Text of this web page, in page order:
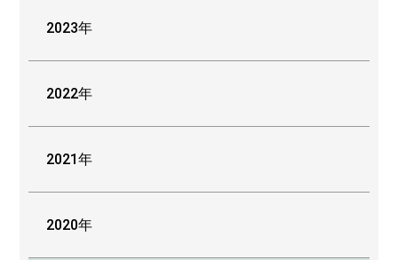
2023年
2022年
2021年
2020年